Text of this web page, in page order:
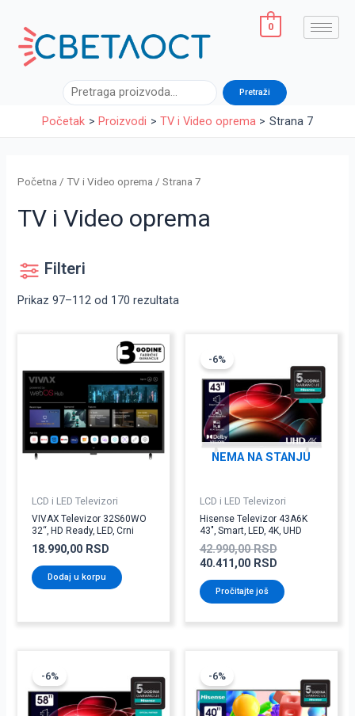
sadržaj
0
Pretraga Pretraži
Početak Proizvodi TV i Video oprema Strana 7
Početna /TV i Video oprema / Strana 7
TV i Video oprema
Filteri
Prikaz 97–112 od 170 rezultata
LCD i LED Televizori
VIVAX Televizor 32S60WO
32“, HD Ready, LED, Crni
18.990,00 RSD
Dodaj u korpu
NEMA NA STANJU
-6%
LCD i LED Televizori
Hisense Televizor 43A6K
43″, Smart, LED, 4K, UHD
42.990,00RSD
bila:
42.990,00
40.411,00 RSD
40.411,00
Pročitajte još
-6%
bila:
61.091,00 RSD.
-6%
je
bila:
je:
34.771,00